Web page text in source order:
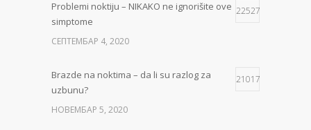
Problemi noktiju – NIKAKO ne ignorišite ove
simptome
22527
СЕПТЕМБАР 4, 2020
Brazde na noktima – da li su razlog za
uzbunu?
21017
НОВЕМБАР 5, 2020